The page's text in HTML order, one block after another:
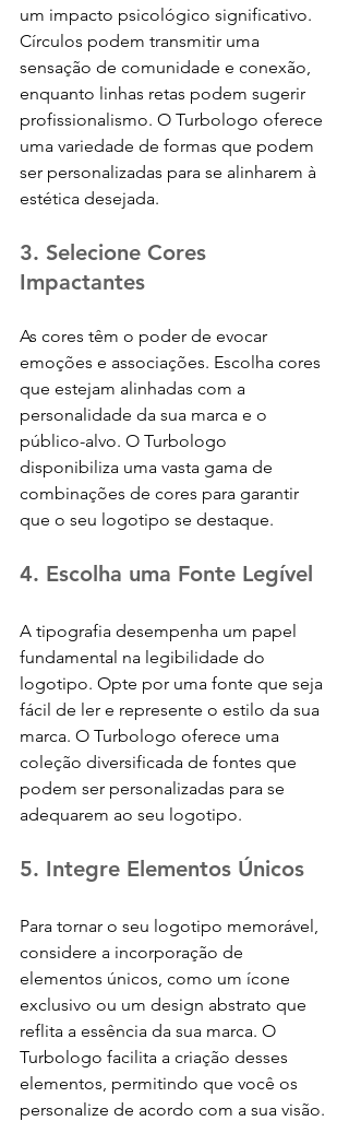
um impacto psicológico significativo.
Círculos podem transmitir uma
sensação de comunidade e conexão,
enquanto linhas retas podem sugerir
profissionalismo. O Turbologo oferece
uma variedade de formas que podem
ser personalizadas para se alinharem à
estética desejada.
3. Selecione Cores
Impactantes
As cores têm o poder de evocar
emoções e associações. Escolha cores
que estejam alinhadas com a
personalidade da sua marca e o
público-alvo. O Turbologo
disponibiliza uma vasta gama de
combinações de cores para garantir
que o seu logotipo se destaque.
4. Escolha uma Fonte Legível
A tipografia desempenha um papel
fundamental na legibilidade do
logotipo. Opte por uma fonte que seja
fácil de ler e represente o estilo da sua
marca. O Turbologo oferece uma
coleção diversificada de fontes que
podem ser personalizadas para se
adequarem ao seu logotipo.
5. Integre Elementos Únicos
Para tornar o seu logotipo memorável,
considere a incorporação de
elementos únicos, como um ícone
exclusivo ou um design abstrato que
reflita a essência da sua marca. O
Turbologo facilita a criação desses
elementos, permitindo que você os
personalize de acordo com a sua visão.